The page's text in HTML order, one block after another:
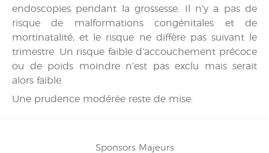
endoscopies pendant la grossesse. Il n’y a pas de
risque de malformations congénitales et de
mortinatalité, et le risque ne diffère pas suivant le
trimestre. Un risque faible d’accouchement précoce
ou de poids moindre n’est pas exclu mais serait
alors faible.
Une prudence modérée reste de mise.
Sponsors Majeurs